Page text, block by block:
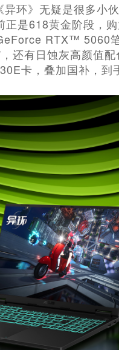
环》无疑是很多小
是618黄金阶段，
RTX™ 5060
还有日蚀灰高颜值
卡，叠加国补，到